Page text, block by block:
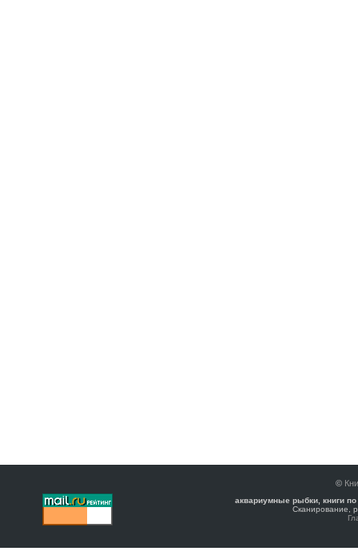
©
аквариумные рыбки, книги
Сканирование,